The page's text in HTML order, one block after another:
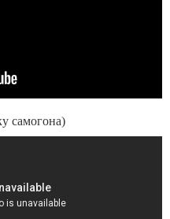
самогона)